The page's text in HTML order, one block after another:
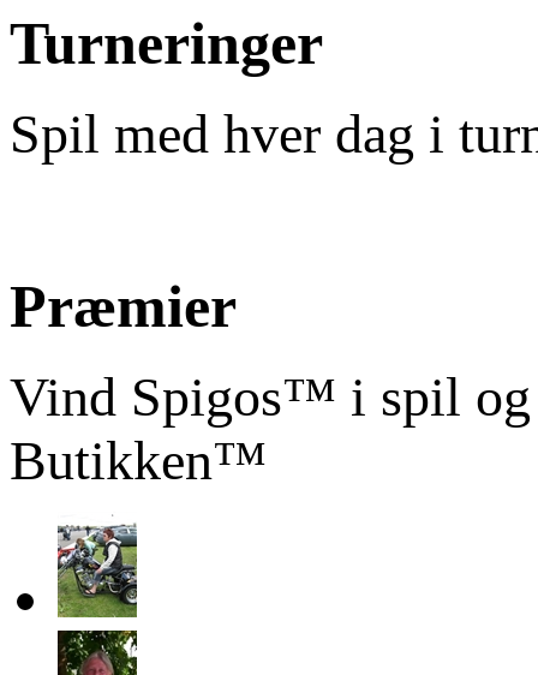
Turneringer
Spil med hver dag i
Præmier
Vind Spigos™ i spil og
Butikken™